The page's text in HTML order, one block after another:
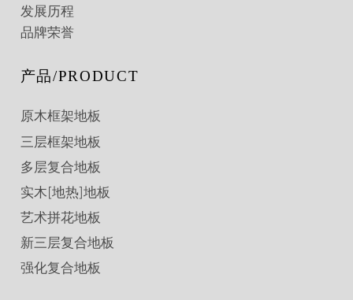
发展历程
品牌荣誉
产品/PRODUCT
原木框架地板
三层框架地板
多层复合地板
实木[地热]地板
艺术拼花地板
新三层复合地板
强化复合地板